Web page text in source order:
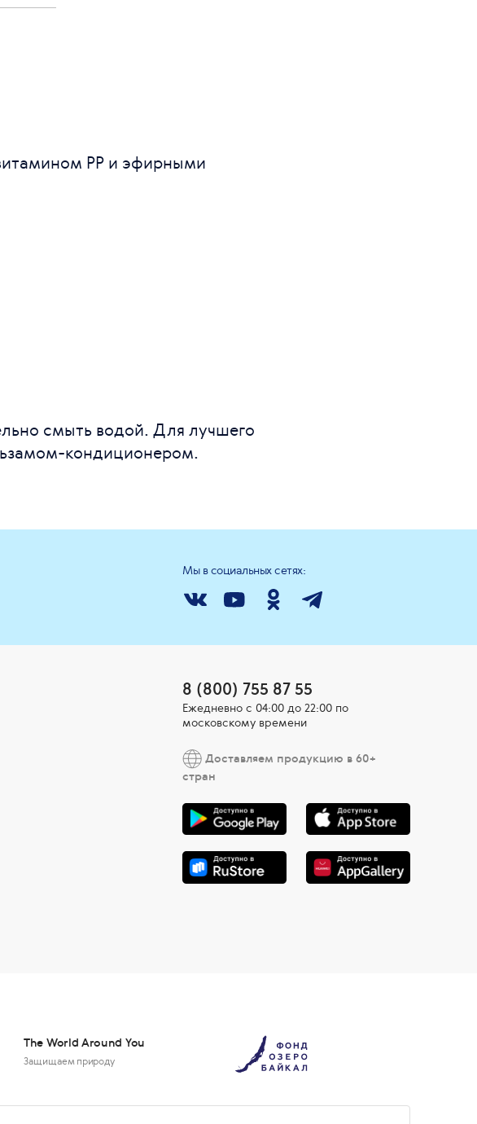
РР и эфирными
смыть водой. Для лучшего
кондиционером.
Мы в социальных сетях:
8 (800) 755 87 55
Ежедневно c 04:00 до 22:00 по
московскому времени
Доставляем продукцию в 60+
стран
The World Around You
Защищаем природу